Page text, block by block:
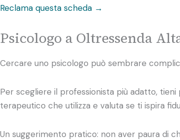
Reclama questa scheda →
Psicologo a Oltressenda
Cercare uno psicologo può sembrare
Per scegliere il professionista più adatto,
terapeutico che utilizza e valuta se ti ispira
Un suggerimento pratico: non aver paura di